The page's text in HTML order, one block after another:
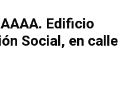
Edificio
Social, en calle